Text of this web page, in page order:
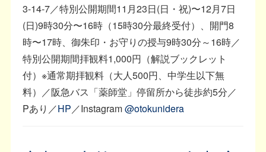
3-14-7／特別公開期間11月23日(日・祝)〜12月7日
(日)9時30分〜16時（15時30分最終受付）、開門8
時〜17時、御朱印・お守りの授与9時30分～16時／
特別公開期間拝観料1,000円（解説ブックレット
付）※通常期拝観料（大人500円、中学生以下無
料）／阪急バス「薬師堂」停留所から徒歩約5分／
Pあり／HP／Instagram@otokunidera